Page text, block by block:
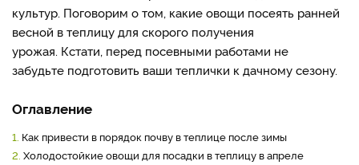
культур. Поговорим о том, какие овощи посеять ранней
весной в теплицу для скорого получения
урожая. Кстати, перед посевными работами не
забудьте подготовить ваши теплички к дачному сезону.
Оглавление
1. Как привести в порядок почву в теплице после зимы
2. Холодостойкие овощи для посадки в теплицу в апреле